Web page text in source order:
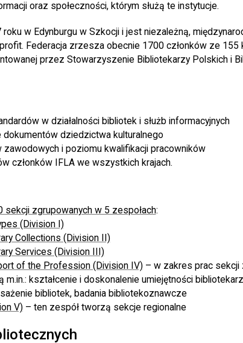
oraz społeczności, którym służą te instytucje.
roku w Edynburgu w Szkocji i jest niezależną,
Federacja zrzesza obecnie 1700 członków ze 155
przez Stowarzyszenie Bibliotekarzy Polskich i
w działalności bibliotek i służb informacyjnych
dziedzictwa kulturalnego
i poziomu kwalifikacji pracowników
członków IFLA we wszystkich krajach.
sekcji zgrupowanych w 5 zespołach:
(Division I)
Collections (Division II)
Services (Division III)
of the Profession (Division IV)– w zakres prac sekcji
m.in.: kształcenie i doskonalenie umiejętności
bibliotek, badania bibliotekoznawcze
V)– ten zespół tworzą sekcje regionalne